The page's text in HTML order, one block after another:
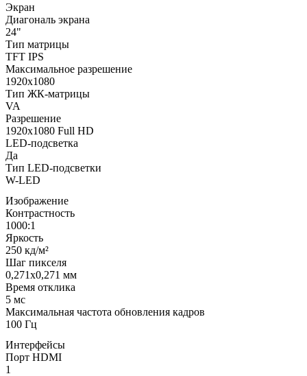
Экран
Диагональ экрана
24"
Тип матрицы
TFT IPS
Максимальное разрешение
1920x1080
Тип ЖК-матрицы
VA
Разрешение
1920x1080 Full HD
LED-подсветка
Да
Тип LED-подсветки
W-LED
Изображение
Контрастность
1000:1
Яркость
250 кд/м²
Шаг пикселя
0,271x0,271 мм
Время отклика
5 мс
Максимальная частота обновления кадров
100 Гц
Интерфейсы
Порт HDMI
1